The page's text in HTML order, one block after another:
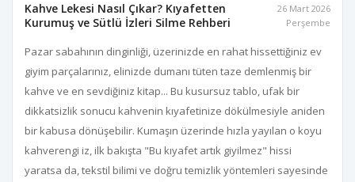
Kahve Lekesi Nasıl Çıkar? Kıyafetten
Kurumuş ve Sütlü İzleri Silme Rehberi
26 Mart 2026
Perşembe
Pazar sabahının dinginliği, üzerinizde en rahat hissettiğiniz ev
giyim parçalarınız, elinizde dumanı tüten taze demlenmiş bir
kahve ve en sevdiğiniz kitap... Bu kusursuz tablo, ufak bir
dikkatsizlik sonucu kahvenin kıyafetinize dökülmesiyle aniden
bir kabusa dönüşebilir. Kumaşın üzerinde hızla yayılan o koyu
kahverengi iz, ilk bakışta "Bu kıyafet artık giyilmez" hissi
yaratsa da, tekstil bilimi ve doğru temizlik yöntemleri sayesinde